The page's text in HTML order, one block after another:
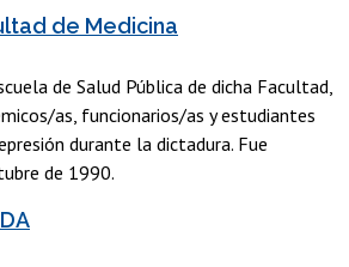
de Medicina
de Salud Pública de dicha Facultad,
as, funcionarios/as y estudiantes
durante la dictadura. Fue
de 1990.